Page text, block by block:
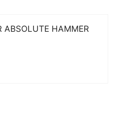
ABSOLUTE HAMMER